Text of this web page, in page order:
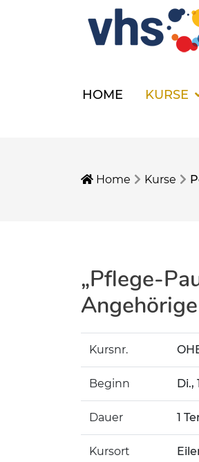
HOME KURSE
Home Kurse
„Pflege-
Angehörige
Kursnr.
Beginn Di.,
Dauer 1
Kursort